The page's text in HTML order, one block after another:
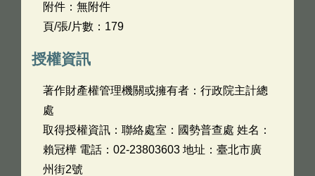
附件：無附件
頁/張/片數：179
授權資訊
著作財產權管理機關或擁有者：行政院主計總
處
取得授權資訊：聯絡處室：國勢普查處 姓名：
賴冠樺 電話：02-23803603 地址：臺北市廣
州街2號